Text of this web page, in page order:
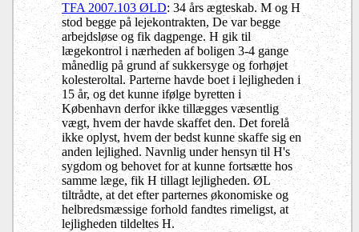
TFA 2007.103 ØLD: 34 års ægteskab. M og H
stod begge på lejekontrakten, De var begge
arbejdsløse og fik dagpenge. H gik til
lægekontrol i nærheden af boligen 3-4 gange
månedlig på grund af sukkersyge og forhøjet
kolesteroltal. Parterne havde boet i lejligheden i
15 år, og det kunne ifølge byretten i
København derfor ikke tillægges væsentlig
vægt, hvem der havde skaffet den. Det forelå
ikke oplyst, hvem der bedst kunne skaffe sig en
anden lejlighed. Navnlig under hensyn til H's
sygdom og behovet for at kunne fortsætte hos
samme læge, fik H tillagt lejligheden. ØL
tiltrådte, at det efter parternes økonomiske og
helbredsmæssige forhold fandtes rimeligst, at
lejligheden tildeltes H.